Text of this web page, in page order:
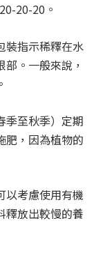
20-20。
裝指示稀釋在水
。一般來說，
季至秋季）定期
肥，因為植物的
以考慮使用有機
釋放出較慢的養